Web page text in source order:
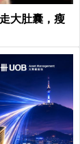
大肚囊，瘦